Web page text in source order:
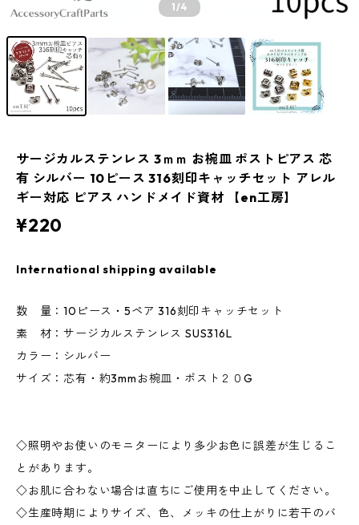
1/4
サージカルステンレス 3ｍｍ お椀皿 ポストピアス 芯
有 シルバー 10ピース 316刻印キャッチセット アレル
ギー対応 ピアス ハンドメイド資材 【en工房】
¥220
International shipping available
数 量：10ピース・5ペア 316刻印キャッチセット
素 材：サージカルステンレス SUS316L
カラー：シルバー
サイズ：芯有・約3mmお椀皿・ポスト２０G
◇照明やお使いのモニターにより多少お色に誤差が生じるこ
とがあります。
◇お肌に合わない場合は直ちにご使用を中止してください。
◇生産時期によりサイズ、色、メッキの仕上がりに若干のバ